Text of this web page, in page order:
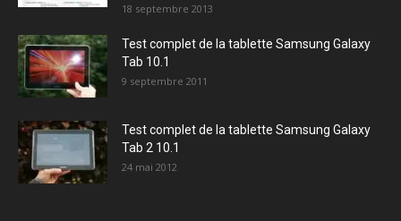
18 septembre 2013
Test complet de la tablette Samsung Galaxy
Tab 10.1
9 septembre 2011
Test complet de la tablette Samsung Galaxy
Tab 2 10.1
24 mai 2012